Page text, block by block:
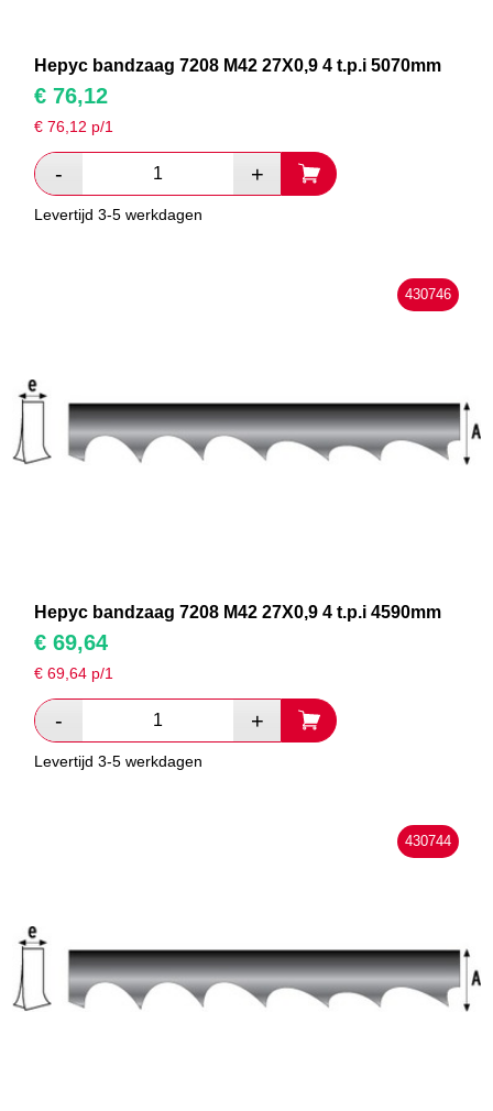
Hepyc bandzaag 7208 M42 27X0,9 4 t.p.i 5070mm
€ 76,12
€76,12 p/1
Levertijd 3-5 werkdagen
430746
Hepyc bandzaag 7208 M42 27X0,9 4 t.p.i 4590mm
€ 69,64
€69,64 p/1
Levertijd 3-5 werkdagen
430744